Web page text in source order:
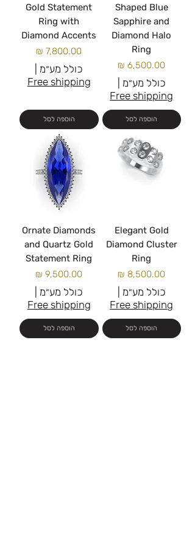
Shaped Blue
Sapphire and
Diamond Halo
Ring
מחיר
כולל מע״מ
Free shipping
הוספה לסל
Gold Statement
Ring with
Diamond Accents
מחיר
כולל מע״מ
Free shipping
הוספה לסל
Elegant Gold
Diamond Cluster
Ring
מחיר
כולל מע״מ
Free shipping
הוספה לסל
Ornate Diamonds
and Quartz Gold
Statement Ring
מחיר
כולל מע״מ
Free shipping
הוספה לסל